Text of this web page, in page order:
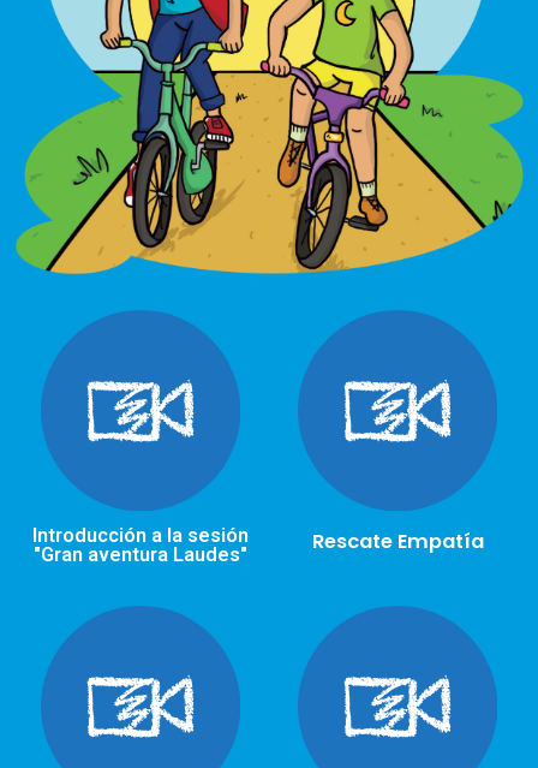
Introducción a la sesión
"Gran aventura Laudes"
Rescate Empatía